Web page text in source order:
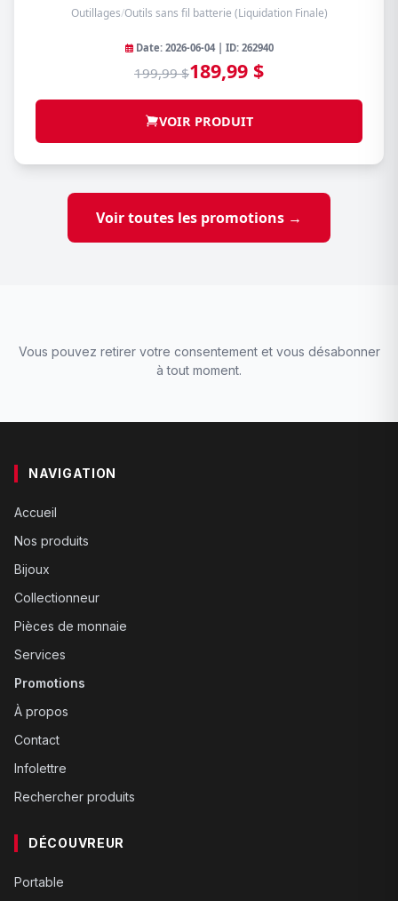
Outillages/Outils sans fil batterie (Liquidation Finale)
Date: 2026-06-04 | ID: 262940
199,99 $189,99 $
VOIR PRODUIT
Voir toutes les promotions →
Vous pouvez retirer votre consentement et vous désabonner
à tout moment.
NAVIGATION
Accueil
Nos produits
Bijoux
Collectionneur
Pièces de monnaie
Services
Promotions
À propos
Contact
Infolettre
Rechercher produits
DÉCOUVREUR
Portable